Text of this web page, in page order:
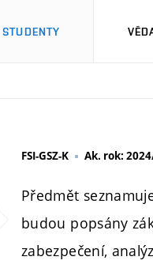
STUDENTY
FSI-GSZ-K Ak. rok:
Předmět
budou popsány
zabezpečení,